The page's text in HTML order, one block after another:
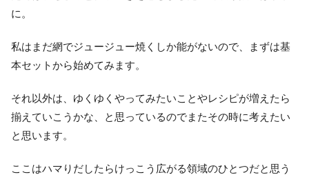
に。
私はまだ網でジュージュー焼くしか能がないので、まずは基
本セットから始めてみます。
それ以外は、ゆくゆくやってみたいことやレシピが増えたら
揃えていこうかな、と思っているのでまたその時に考えたい
と思います。
ここはハマりだしたらけっこう広がる領域のひとつだと思う